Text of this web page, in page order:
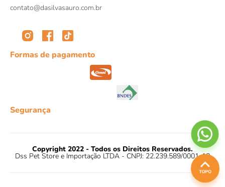
contato@dasilvasauro.com.br
Formas de pagamento
Segurança
Copyright 2022 - Todos os Direitos Reservados.
Dss Pet Store e Importação LTDA - CNPJ: 22.239.589/0001-18